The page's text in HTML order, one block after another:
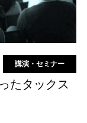
講演・セミナー
たタックス